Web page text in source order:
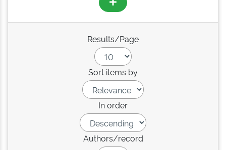
Results/Page
Sort items by
In order
Authors/record